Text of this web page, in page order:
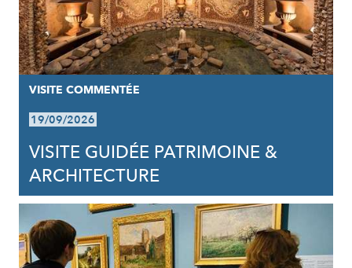
VISITE COMMENTÉE
19/09/2026
VISITE GUIDÉE PATRIMOINE &
ARCHITECTURE